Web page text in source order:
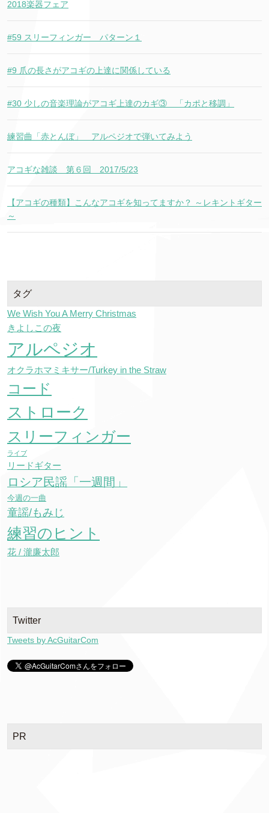
2018楽器フェア
#59 スリーフィンガー パターン１
#9 爪の長さがアコギの上達に関係している
#30 少しの音楽理論がアコギ上達のカギ③ 「カポと移調」
練習曲「赤とんぼ」 アルペジオで弾いてみよう
アコギな雑談 第６回 2017/5/23
【アコギの種類】こんなアコギを知ってますか？ ～レキントギター
～
タグ
We Wish You A Merry Christmas
きよしこの夜
アルペジオ
オクラホマミキサー/Turkey in the Straw
コード
ストローク
スリーフィンガー
ライブ
リードギター
ロシア民謡「一週間」
今週の一曲
童謡/もみじ
練習のヒント
花 / 瀧廉太郎
Twitter
Tweets by AcGuitarCom
PR